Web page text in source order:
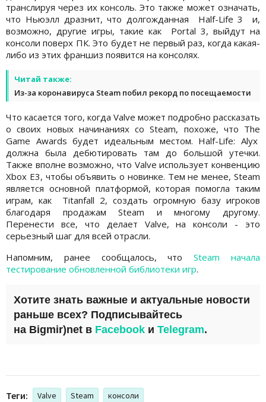
транслируя через их консоль. Это также может означать,
что Ньюэлл дразнит, что долгожданная Half-Life 3 и,
возможно, другие игры, такие как Portal 3, выйдут на
консоли поверх ПК. Это будет не первый раз, когда какая-
либо из этих франшиз появится на консолях.
Читай также:
Из-за коронавируса Steam побил рекорд по посещаемости
Что касается того, когда Valve может подробно рассказать
о своих новых начинаниях со Steam, похоже, что The
Game Awards будет идеальным местом. Half-Life: Alyx
должна была дебютировать там до большой утечки.
Также вполне возможно, что Valve использует конвенцию
Xbox E3, чтобы объявить о новинке. Тем не менее, Steam
является основной платформой, которая помогла таким
играм, как Titanfall 2, создать огромную базу игроков
благодаря продажам Steam и многому другому.
Перенести все, что делает Valve, на консоли - это
серьезный шаг для всей отрасли.
Напомним, ранее сообщалось, чтоSteam начала
тестирование обновленной библиотеки игр.
Хотите знать важные и актуальные новости
раньше всех? Подписывайтесь
на Bigmir)net в Facebook и Telegram.
Теги: Valve Steam консоли